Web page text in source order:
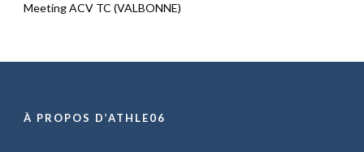
Meeting ACV TC (VALBONNE)
À PROPOS D’ATHLE06